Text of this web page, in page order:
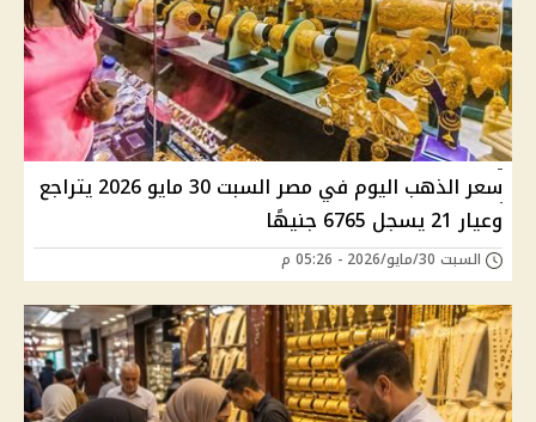
سعر الذهب اليوم في مصر السبت 30 مايو 2026 يتراجع
وعيار 21 يسجل 6765 جنيهًا
السبت 30/مايو/2026 - 05:26 م